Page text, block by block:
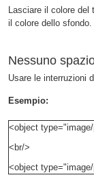
Lasciare il colore del
il colore dello
Nessuno
Usare le interruzioni
Esempio:
<object
<br/>
<object